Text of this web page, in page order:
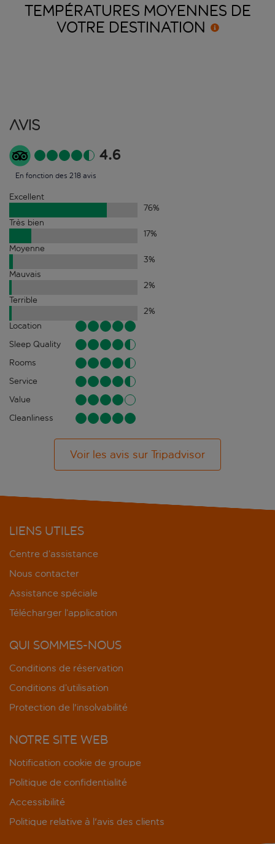
TEMPÉRATURES MOYENNES DE
VOTRE DESTINATION
Avis
4.6
En fonction des 218 avis
Excellent
76%
Très bien
17%
Moyenne
3%
Mauvais
2%
Terrible
2%
Location
Sleep Quality
Rooms
Service
Value
Cleanliness
Voir les avis sur Tripadvisor
LIENS UTILES
Centre d’assistance
Nous contacter
Assistance spéciale
Télécharger l’application
QUI SOMMES-NOUS
Conditions de réservation
Conditions d’utilisation
Protection de l'insolvabilité
NOTRE SITE WEB
Notification cookie de groupe
Politique de confidentialité
Accessibilité
Politique relative à l'avis des clients